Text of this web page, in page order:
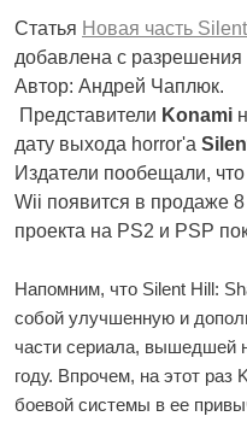
Статья Новая часть
добавлена с
Автор: Андрей Чаплюк.
Представители Konami
дату выхода horror'а
Издатели пообещали,
Wii появится в продаже
проекта на PS2 и PSP
Напомним, что Silent Hill:
собой улучшенную и
части сериала, вышедшей
году. Впрочем, на этот раз
боевой системы в ее